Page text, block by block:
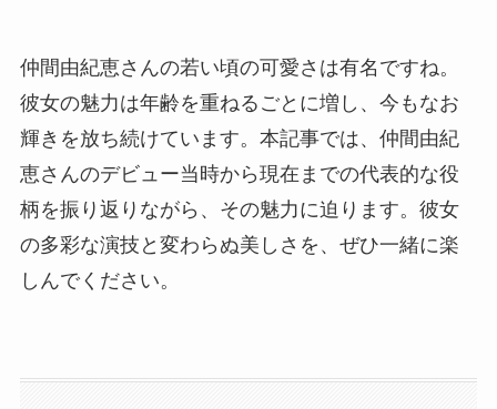
仲間由紀恵さんの若い頃の可愛さは有名ですね。
彼女の魅力は年齢を重ねるごとに増し、今もなお
輝きを放ち続けています。本記事では、仲間由紀
恵さんのデビュー当時から現在までの代表的な役
柄を振り返りながら、その魅力に迫ります。彼女
の多彩な演技と変わらぬ美しさを、ぜひ一緒に楽
しんでください。